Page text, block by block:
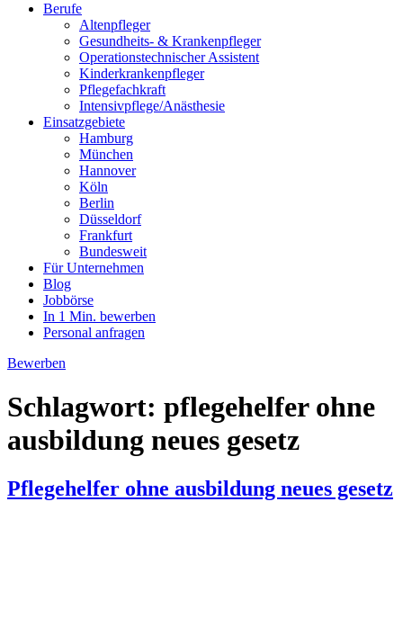
Berufe
Altenpfleger
Gesundheits- & Krankenpfleger
Operationstechnischer Assistent
Kinderkrankenpfleger
Pflegefachkraft
Intensivpflege/Anästhesie
Einsatzgebiete
Hamburg
München
Hannover
Köln
Berlin
Düsseldorf
Frankfurt
Bundesweit
Für Unternehmen
Blog
Jobbörse
In 1 Min. bewerben
Personal anfragen
Bewerben
Schlagwort: pflegehelfer ohne
ausbildung neues gesetz
Pflegehelfer ohne ausbildung neues gesetz